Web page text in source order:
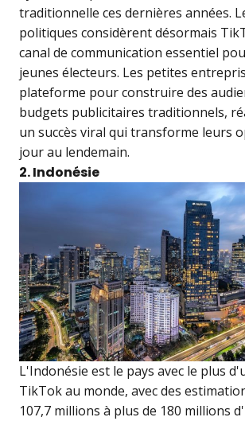
traditionnelle ces dernières années.
politiques considèrent désormais
canal de communication essentiel
jeunes électeurs. Les petites
plateforme pour construire des
budgets publicitaires traditionnels,
un succès viral qui transforme leurs
jour au lendemain.
2. Indonésie
L'Indonésie est le pays avec le plus
TikTok au monde, avec des
107,7 millions à plus de 180 millions